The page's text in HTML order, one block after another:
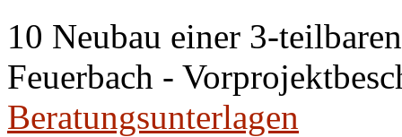
10 Neubau einer 3-
Feuerbach -
Beratungsunterlagen